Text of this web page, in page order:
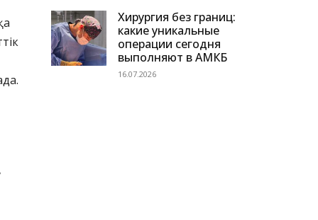
Хирургия без границ:
какие уникальные
операции сегодня
выполняют в АМКБ
16.07.2026